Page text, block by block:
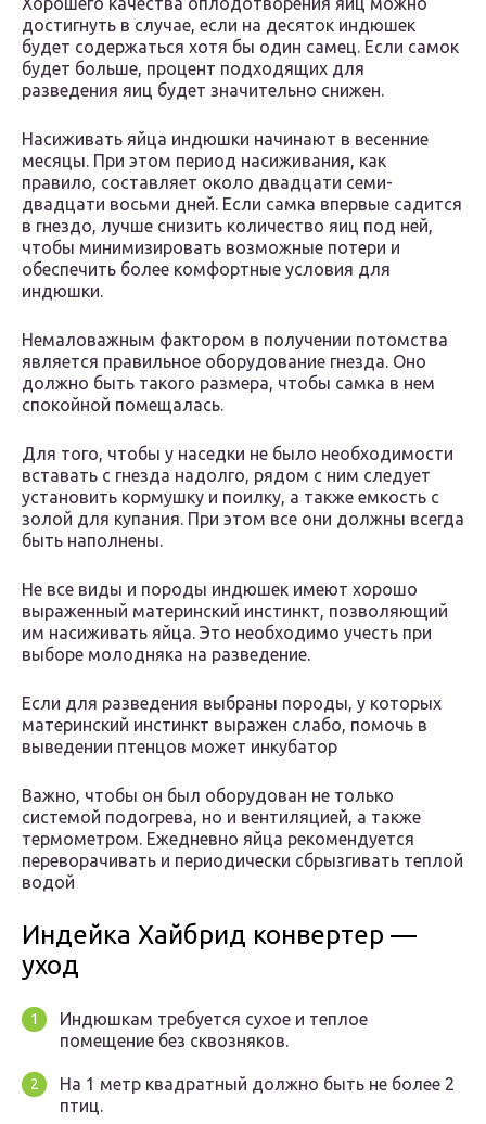
достигнуть в случае, если на десяток индюшек
будет содержаться хотя бы один самец. Если самок
будет больше, процент подходящих для
разведения яиц будет значительно снижен.
Насиживать яйца индюшки начинают в весенние
месяцы. При этом период насиживания, как
правило, составляет около двадцати семи-
двадцати восьми дней. Если самка впервые садится
в гнездо, лучше снизить количество яиц под ней,
чтобы минимизировать возможные потери и
обеспечить более комфортные условия для
индюшки.
Немаловажным фактором в получении потомства
является правильное оборудование гнезда. Оно
должно быть такого размера, чтобы самка в нем
спокойной помещалась.
Для того, чтобы у наседки не было необходимости
вставать с гнезда надолго, рядом с ним следует
установить кормушку и поилку, а также емкость с
золой для купания. При этом все они должны всегда
быть наполнены.
Не все виды и породы индюшек имеют хорошо
выраженный материнский инстинкт, позволяющий
им насиживать яйца. Это необходимо учесть при
выборе молодняка на разведение.
Если для разведения выбраны породы, у которых
материнский инстинкт выражен слабо, помочь в
выведении птенцов может инкубатор
Важно, чтобы он был оборудован не только
системой подогрева, но и вентиляцией, а также
термометром. Ежедневно яйца рекомендуется
переворачивать и периодически сбрызгивать теплой
водой
Индейка Хайбрид конвертер —
уход
Индюшкам требуется сухое и теплое
помещение без сквозняков.
На 1 метр квадратный должно быть не более 2
птиц.